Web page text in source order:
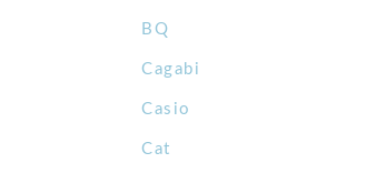
BQ
Cagabi
Casio
Cat